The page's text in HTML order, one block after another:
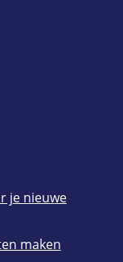
je nieuwe
maken